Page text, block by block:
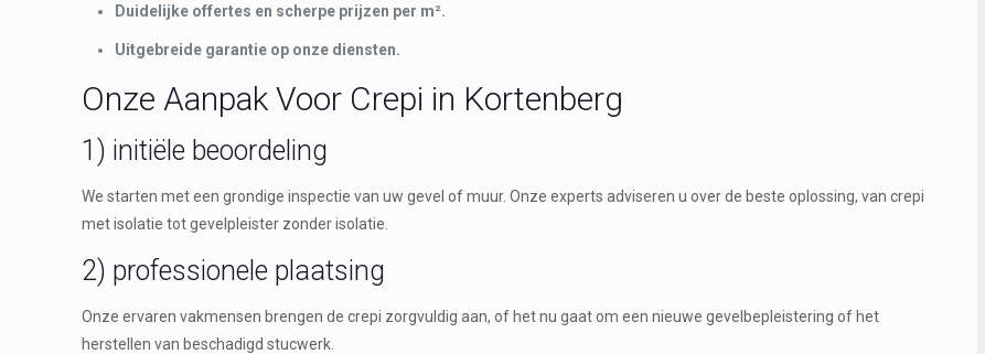
Duidelijke offertes en scherpe prijzen per m².
Uitgebreide garantie op onze diensten.
Onze Aanpak Voor Crepi in Kortenberg
1) initiële beoordeling
We starten met een grondige inspectie van uw gevel of muur. Onze experts adviseren u over de beste oplossing, van crepi
met isolatie tot gevelpleister zonder isolatie.
2) professionele plaatsing
Onze ervaren vakmensen brengen de crepi zorgvuldig aan, of het nu gaat om een nieuwe gevelbepleistering of het
herstellen van beschadigd stucwerk.